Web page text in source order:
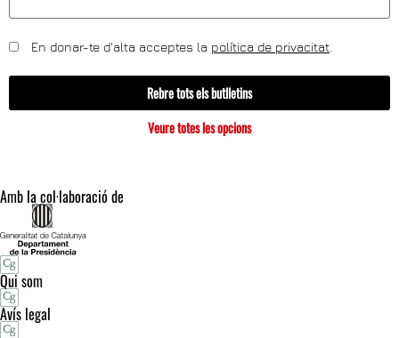
En donar-te d'alta acceptes la política de privacitat
Rebre tots els butlletins
Veure totes les opcions
Amb la col·laboració de
Qui som
Avís legal